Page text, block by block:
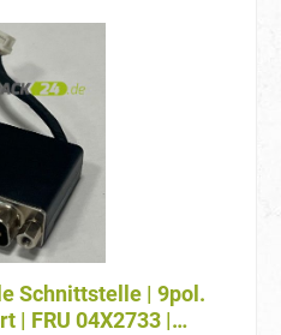
Schnittstelle | 9pol.
| FRU 04X2733 |